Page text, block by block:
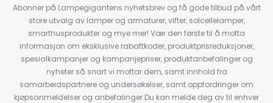
Abonner på Lampegigantens nyhetsbrev og få gode tilbud på vårt
store utvalg av lamper og armaturer, vifter, solcellelamper,
smarthusprodukter og mye mer! Vær den første til å motta
informasjon om eksklusive rabattkoder, produktprisreduksjoner,
spesialkampanjer og kampanjepriser, produktanbefalinger og
nyheter så snart vi mottar dem, samt innhold fra
samarbeidspartnere og undersøkelser, samt oppfordringer om
kjøpsanmeldelser og anbefalinger.Du kan melde deg av til enhver